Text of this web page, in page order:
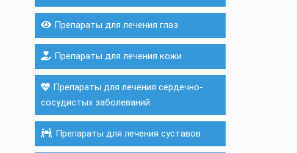
Препараты для лечения глаз
Препараты для лечения кожи
Препараты для лечения сердечно-
сосудистых заболеваний
Препараты для лечения суставов